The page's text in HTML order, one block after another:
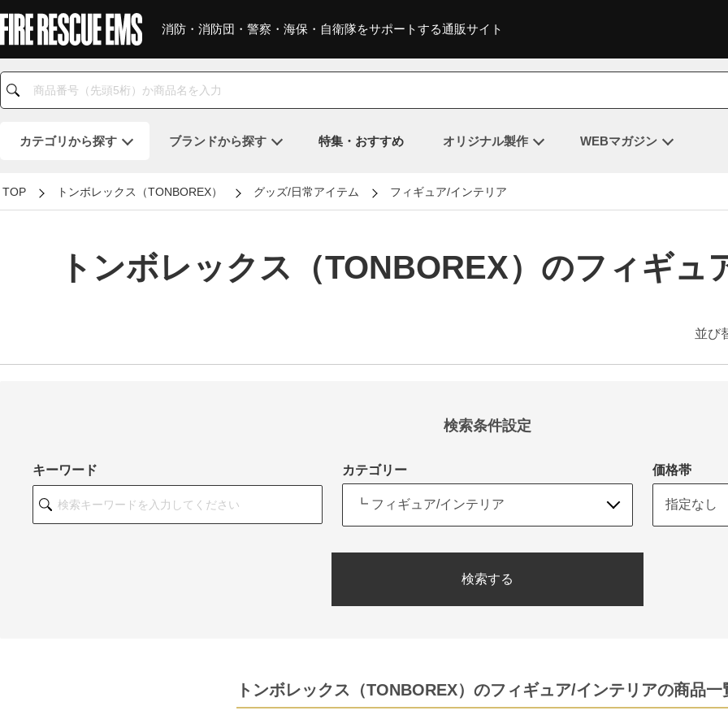
消防・消防団・警察・海保・自衛隊をサポートする通販サイト
カテゴリから探す ブランドから探す 特集・おすすめ オリジナル製作 WEBマガジン
TOP トンボレックス（TONBOREX） グッズ/日常アイテム フィギュア/インテリア
トンボレックス（TONBOREX）のフィギュ
並び
検索条件設定
キーワード カテゴリー 価格帯
検索する
トンボレックス（TONBOREX）のフィギュア/インテリアの商品一